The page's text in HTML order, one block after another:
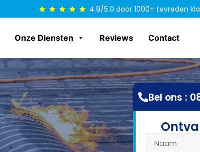
4.9/5.0 door 1000+ tevreden
Onze Diensten Reviews Contact
Bel ons :